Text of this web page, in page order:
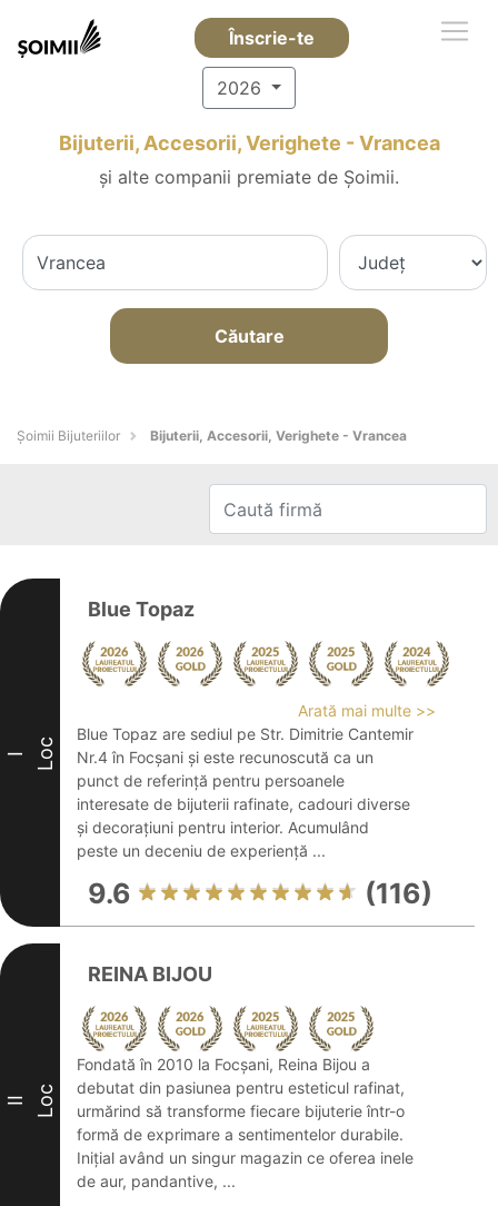
Înscrie-te
2026
Bijuterii, Accesorii, Verighete - Vrancea
și alte companii premiate de Șoimii.
Căutare
Şoimii Bijuteriilor Bijuterii, Accesorii, Verighete - Vrancea
I Loc
Blue Topaz
Arată mai multe >>
Blue Topaz are sediul pe Str. Dimitrie Cantemir
Nr.4 în Focșani și este recunoscută ca un
punct de referință pentru persoanele
interesate de bijuterii rafinate, cadouri diverse
și decorațiuni pentru interior. Acumulând
peste un deceniu de experiență ...
9.6 (116)
II Loc
REINA BIJOU
Fondată în 2010 la Focșani, Reina Bijou a
debutat din pasiunea pentru esteticul rafinat,
urmărind să transforme fiecare bijuterie într-o
formă de exprimare a sentimentelor durabile.
Inițial având un singur magazin ce oferea inele
de aur, pandantive, ...